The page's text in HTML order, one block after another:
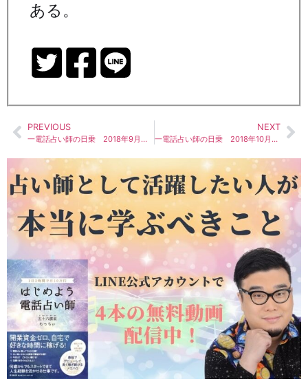
ある。
PREVIOUS
一電話占い師の日乗 2018年9月前半
NEXT
一電話占い師の日乗 2018年10月前半